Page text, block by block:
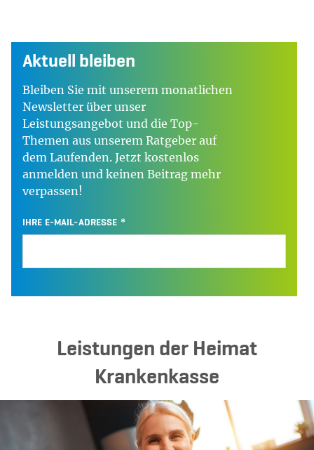
Aktuell bleiben
Bleiben Sie mit unserem monatlichen
Newsletter über unser
Leistungsangebot und die Top-
Themen aus unserem Ratgeber auf
dem Laufenden. Jetzt kostenlos
anmelden und keinen Beitrag mehr
verpassen!
IHRE E-MAIL-ADRESSE
Leistungen der Heimat
Krankenkasse